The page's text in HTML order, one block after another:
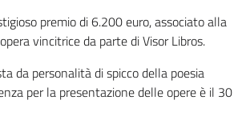
premio di 6.200 euro, associato alla
vincitrice da parte di Visor Libros.
da personalità di spicco della poesia
per la presentazione delle opere è il 30